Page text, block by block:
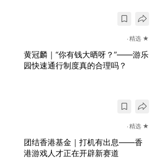
精选 ★
黄冠麟｜“你有钱大晒呀？”——游乐
园快速通行制度真的合理吗？
精选 ★
团结香港基金｜打机有出息——香
港游戏人才正在开辟新赛道